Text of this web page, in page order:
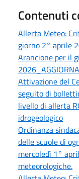
Contenuti
Allerta Meteo:
giorno 2° aprile
Arancione per il
Attivazione del
seguito di
livello di allerta
idrogeologico
Ordinanza
delle scuole di
mercoledì 1°
meteorologiche.